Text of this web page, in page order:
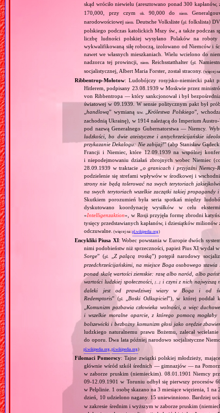
skąd wróciło niewielu (aresztowano ponad 300
170,000, przy czym
ok. 90,000 do niem.
narodowościowejniem. Deutsche Volksliste (pl. folkslista)
polskiego podczas katolickich Mszy św., a także podczas
liczbę ludności polskiej wysyłano Polaków na
wykwalifikowaną siłę roboczą, izolowano od Niemców i
nawet we własnych mieszkaniach. Wielu wcielono do
nadzorca tej prowincji,niem. Reichsstatthalter (pl.
socjalistycznej, Albert Maria Forster, został stracony. (więcej
Ribbentrop‐Mołotow: Ludobójczy rosyjsko‐niemiecki pakt
Hitlerem, podpisany 23.08.1939 w Moskwie przez
von Ribbentropa — który sankcjonował i był
światowej w 09.1939. W sensie politycznym pakt był
„handlową” wymianą tzw. Królestwa Polskiego”,
zachodnią Ukrainę), w 1914 należącą do Imperium
pod nazwą Generalnego Gubernatorstwa — Niemcy.
ludzkości, bo dwie ateistyczne i antychrześcijańskie
przykazanie Dekalogu: Nie zabijaj!” (abp Stanisław
Francji i Niemiec, które 12.09.1939 na wspólnej
i niepodejmowaniu działań zbrojnych wobec Niemiec
28.09.1939 w traktacie „ o granicach i przyjaźni
podzielenie się strefami wpływów w środkowej i
strony nie będą tolerować na swych terytoriach
na swych terytoriach wszelkie zaczątki takiej
Skutkiem porozumień była seria spotkań między
dyskutowano koordynację wysiłków w celu
«Intelligenzaktion», w Rosji przyjęła formę zbrodni
tysięcy przedstawianych kapłanów, i dziesiątków
odczuwalne. (więcej na:pl.wikipedia.org)
Encykliki Piusa XI: Wobec powstania w Europie dwóch
nimi podobieństw niż sprzeczności, papież Pius XI
Sorge” (pl. Z palącą troską”) potępił narodowy
przedchrześcijańskimi, na miejsce Boga osobowego
ponad skalę wartości ziemskie: rasę albo naród, albo
wartości ludzkiej społeczności,[…] i czyni z nich najwyższą
daleki jest od prawdziwej wiary w Boga i od
Redemptoris” (pl. Boski Odkupiciel”), w której poddał
Komunizm pozbawia człowieka wolności, a więc
i wszelkie moralne oparcie, z którego pomocą
bolszewicki i bezbożny komunizm głosi jako orędzie
ludzkiego naturalnemu prawu Bożemu, zalecał
do oporu. Dwa lata później narodowo socjalistyczne
pl.wikipedia.org,pl.wikipedia.org)
Filomaci Pomorscy: Tajne związki polskiej młodzieży,
głównie wśród szkół średnich — gimnazjów — na
w zaborze pruskim (niemieckim). 08.01.1901 Niemcy
09‐12.09.1901 w Toruniu odbył się pierwszy procesów
w Pelplinie. 1 osobę skazano na 3 miesiące więzienia, 1
dzień, 10 udzielono nagany. 15 uniewinniono. Bardziej
w zakresie średnim i wyższym w zaborze pruskim